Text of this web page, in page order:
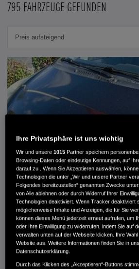
795 FAHRZEUGE GEFUNDEN
MWST. NICHT AUSWEISBAR
3.900 €
Außenfarbe
crystal
Ihre Privatsphäre ist uns wichtig
Wir und unsere1015 Partner speichern
Browsing-Daten oder eindeutige Kennungen, auf
darauf zu . Wenn Sie Akzeptieren auswählen,
Technologien die unter „Wir und unsere Partner
Folgendes bereitzustellen“ genannten Zwecke
von Alle ablehnen oder durch Widerruf Ihrer
Technologien deaktiviert. Wenn Tracker deaktiviert
möglicherweise Inhalte und Anzeigen, die für Sie
können dieses Menü jederzeit erneut aufrufen, um
oder Ihre Einwilligung zu widerrufen, indem Sie auf
verwalten unten auf der Webseite klicken. Ihre
Website aus. Weitere Informationen finden Sie in
Datenschutzerklärung.
Durch das Klicken des „Akzeptieren“-Buttons